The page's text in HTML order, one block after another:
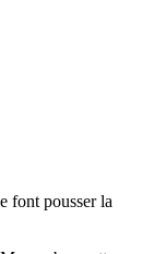
font pousser la